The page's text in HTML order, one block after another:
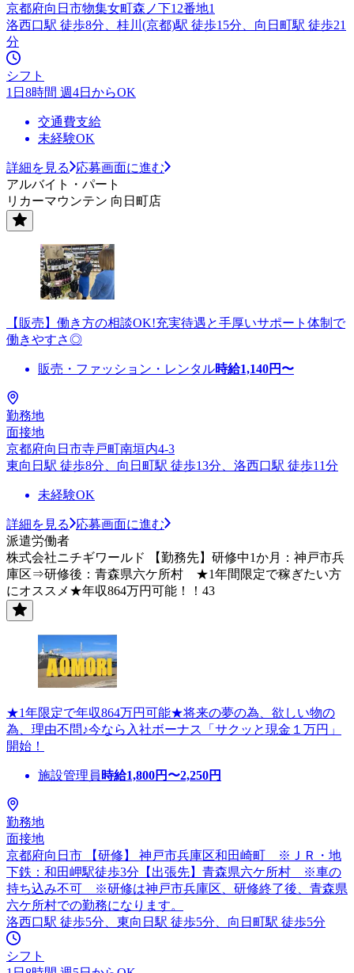
京都府向日市物集女町森ノ下12番地1
洛西口駅 徒歩8分、桂川(京都)駅 徒歩15分、向日町駅 徒歩21
分
シフト
1日8時間 週4日からOK
交通費支給
未経験OK
詳細を見る
応募画面に進む
アルバイト・パート
リカーマウンテン 向日町店
【販売】働き方の相談OK!充実待遇と手厚いサポート体制で
働きやすさ◎
販売・ファッション・レンタル時給1,140円〜
勤務地
面接地
京都府向日市寺戸町南垣内4-3
東向日駅 徒歩8分、向日町駅 徒歩13分、洛西口駅 徒歩11分
未経験OK
詳細を見る
応募画面に進む
派遣労働者
株式会社ニチギワールド 【勤務先】研修中1か月：神戸市兵
庫区⇒研修後：青森県六ケ所村 ★1年間限定で稼ぎたい方
にオススメ★年収864万円可能！！43
★1年限定で年収864万円可能★将来の夢の為、欲しい物の
為、理由不問♪今なら入社ボーナス「サクッと現金１万円」
開始！
施設管理員 時給1,800円〜2,250円
勤務地
面接地
京都府向日市 【研修】 神戸市兵庫区和田崎町 ※ＪＲ・地
下鉄：和田岬駅徒歩3分【出張先】青森県六ケ所村 ※車の
持ち込み不可 ※研修は神戸市兵庫区、研修終了後、青森県
六ケ所村での勤務になります。
洛西口駅 徒歩5分、東向日駅 徒歩5分、向日町駅 徒歩5分
シフト